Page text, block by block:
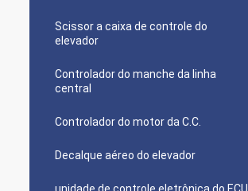
Scissor a caixa de controle do
elevador
Controlador do manche da linha
central
Controlador do motor da C.C.
Decalque aéreo do elevador